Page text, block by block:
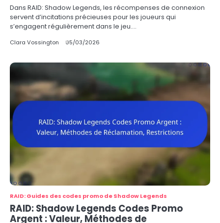
Dans RAID: Shadow Legends, les récompenses de connexion
servent d’incitations précieuses pour les joueurs qui
s’engagent régulièrement dans le jeu.…
Clara Vossington 05/03/2026
RAID: Guides des codes promo de Shadow Legends
RAID: Shadow Legends Codes Promo
Argent : Valeur, Méthodes de